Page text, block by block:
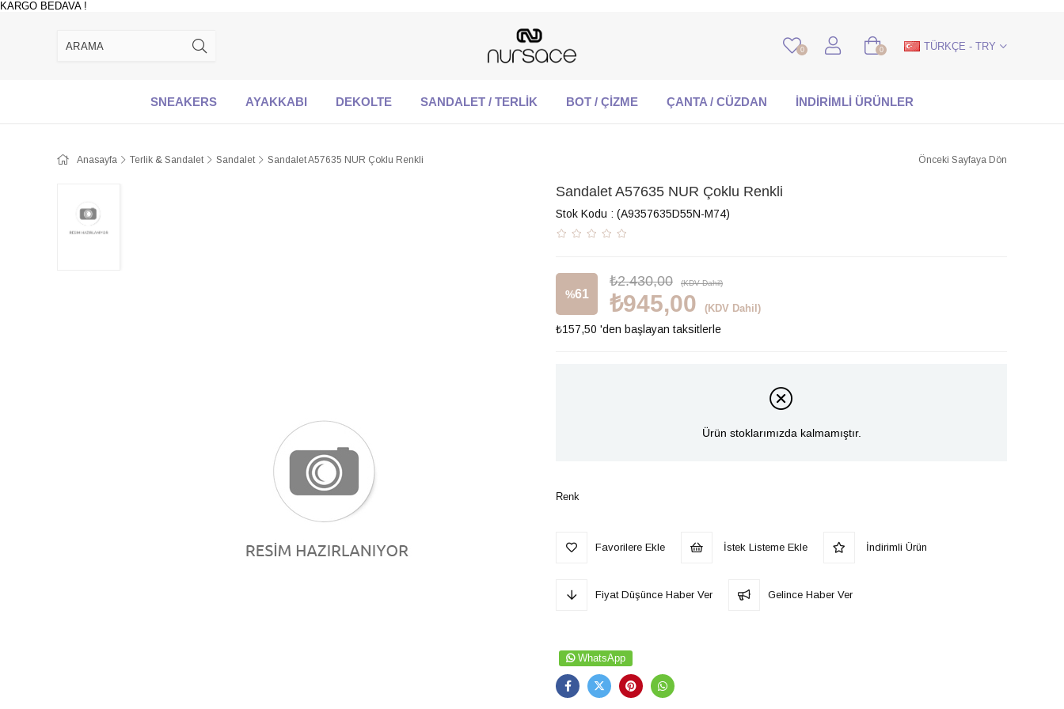
KARGO BEDAVA !
0 0 TÜRKÇE - TRY
SNEAKERS AYAKKABI DEKOLTE SANDALET / TERLİK BOT / ÇİZME ÇANTA / CÜZDAN İNDİRİMLİ ÜRÜNLER
Anasayfa Terlik & Sandalet Sandalet Sandalet A57635 NUR Çoklu Renkli Önceki Sayfaya Dön
Sandalet A57635 NUR Çoklu Renkli
Stok Kodu (A9357635D55N-M74)
%61
İndirim
₺2.430,00 (KDV Dahil)
₺945,00 (KDV Dahil)
₺157,50 'den başlayan taksitlerle
Ürün stoklarımızda kalmamıştır.
Renk
Favorilere Ekle İstek Listeme Ekle İndirimli Ürün
Fiyat Düşünce Haber Ver Gelince Haber Ver
WhatsApp